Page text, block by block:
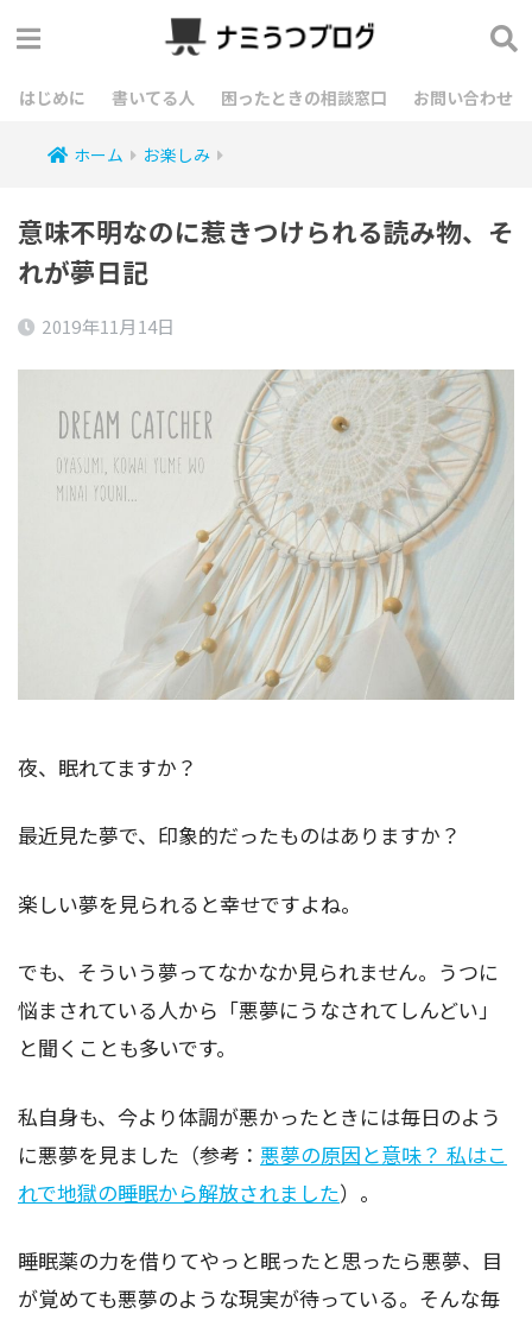
はじめに 書いてる人 困ったときの相談窓口 お問い合わせ
ホーム お楽しみ
意味不明なのに惹きつけられる読み物、そ
れが夢日記
2019年11月14日
夜、眠れてますか？
最近見た夢で、印象的だったものはありますか？
楽しい夢を見られると幸せですよね。
でも、そういう夢ってなかなか見られません。うつに
悩まされている人から「悪夢にうなされてしんどい」
と聞くことも多いです。
私自身も、今より体調が悪かったときには毎日のよう
に悪夢を見ました（参考： 悪夢の原因と意味？ 私はこ
れで地獄の睡眠から解放されました）。
睡眠薬の力を借りてやっと眠ったと思ったら悪夢、目
が覚めても悪夢のような現実が待っている。そんな毎